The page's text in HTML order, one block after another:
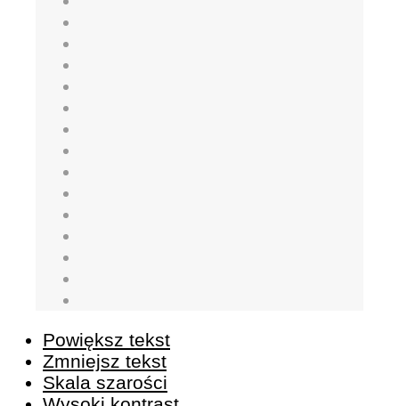
Powiększ tekst
Zmniejsz tekst
Skala szarości